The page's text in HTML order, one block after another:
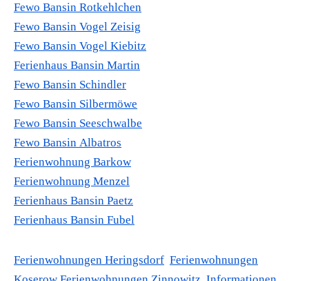
Fewo Bansin Rotkehlchen
Fewo Bansin Vogel Zeisig
Fewo Bansin Vogel Kiebitz
Ferienhaus Bansin Martin
Fewo Bansin Schindler
Fewo Bansin Silbermöwe
Fewo Bansin Seeschwalbe
Fewo Bansin Albatros
Ferienwohnung Barkow
Ferienwohnung Menzel
Ferienhaus Bansin Paetz
Ferienhaus Bansin Fubel
Ferienwohnungen Heringsdorf Ferienwohnungen